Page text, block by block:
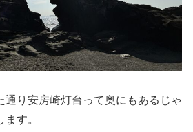
通り安房崎灯台って奥にもあるじゃ
す。